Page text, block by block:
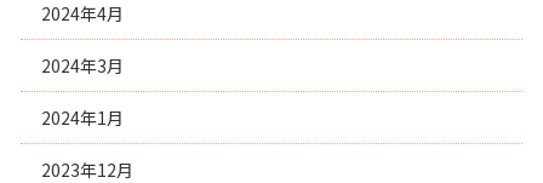
2024年4月
2024年3月
2024年1月
2023年12月